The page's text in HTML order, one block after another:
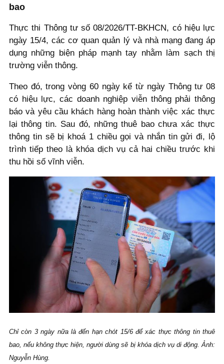
bao
Thực thi Thông tư số 08/2026/TT-BKHCN, có hiệu lực
ngày 15/4, các cơ quan quản lý và nhà mạng đang áp
dụng những biện pháp mạnh tay nhằm làm sạch thị
trường viễn thông.
Theo đó, trong vòng 60 ngày kể từ ngày Thông tư 08
có hiệu lực, các doanh nghiệp viễn thông phải thông
báo và yêu cầu khách hàng hoàn thành việc xác thực
lại thông tin. Sau đó, những thuê bao chưa xác thực
thông tin sẽ bị khoá 1 chiều gọi và nhắn tin gửi đi, lộ
trình tiếp theo là khóa dịch vụ cả hai chiều trước khi
thu hồi số vĩnh viễn.
Chỉ còn 3 ngày nữa là đến hạn chót 15/6 để xác thực thông tin thuê
bao, nếu không thực hiện, người dùng sẽ bị khóa dịch vụ di động. Ảnh:
Nguyễn Hùng.